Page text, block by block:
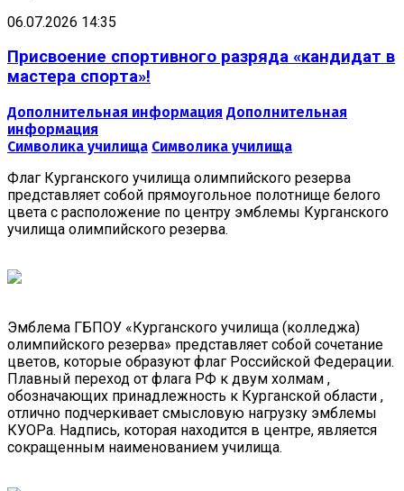
06.07.2026 14:35
Присвоение спортивного разряда «кандидат в
мастера спорта»!
Дополнительная информация Дополнительная
информация
Символика училища Символика училища
Флаг Курганского училища олимпийского резерва
представляет собой прямоугольное полотнище белого
цвета с расположение по центру эмблемы Курганского
училища олимпийского резерва.
Эмблема ГБПОУ «Курганского училища (колледжа)
олимпийского резерва» представляет собой сочетание
цветов, которые образуют флаг Российской Федерации.
Плавный переход от флага РФ к двум холмам ,
обозначающих принадлежность к Курганской области ,
отлично подчеркивает смысловую нагрузку эмблемы
КУОРа. Надпись, которая находится в центре, является
сокращенным наименованием училища.